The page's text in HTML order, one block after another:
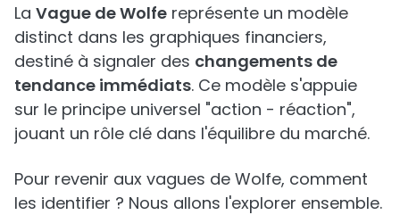
La Vague de Wolfe représente un modèle
distinct dans les graphiques financiers,
destiné à signaler des changements de
tendance immédiats. Ce modèle s'appuie
sur le principe universel "action - réaction",
jouant un rôle clé dans l'équilibre du marché.
Pour revenir aux vagues de Wolfe, comment
les identifier ? Nous allons l'explorer ensemble.